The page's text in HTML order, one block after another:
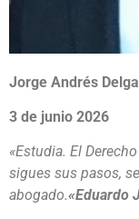
Jorge Andrés
3 de junio 2026
«Estudia. El
sigues sus pasos,
abogado.«Eduardo